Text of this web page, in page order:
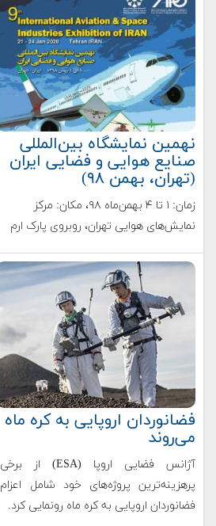
نهمین نمایشگاه بین‌المللی
صنایع هوایی و فضایی ایران
(تهران، بهمن ۹۸)
زمان: ۱ تا ۴ بهمن‌ماه ۹۸، مکان: مرکز
نمایش‌های هوایی تهران، روبروی پارک ارم
فضانوردان اروپایی به کره ماه
می‌روند
آژانس فضایی اروپا (ESA) از برخی
پرهزینه‌ترین پروژه‌های خود شامل اعزام
فضانوردان اروپایی به کره ماه رونمایی کرد.